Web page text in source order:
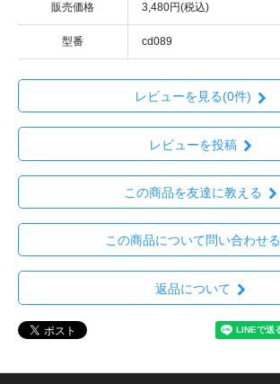
販売価格 3,480円(税込)
型番 cd089
レビューを見る(0件)
レビューを投稿
この商品を友達に教える
この商品について問い合わせる
返品について